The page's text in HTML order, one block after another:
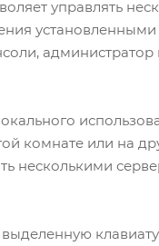
управлять
комнате или на
несколькими